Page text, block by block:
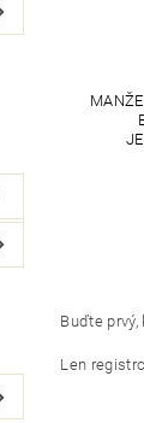
Buďte
Len